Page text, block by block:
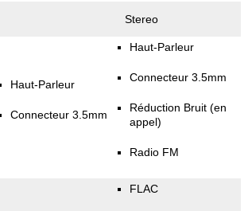
Stereo
Haut-Parleur
Connecteur 3.5mm
Haut-Parleur
Connecteur 3.5mm
Réduction Bruit (en
appel)
Radio FM
FLAC